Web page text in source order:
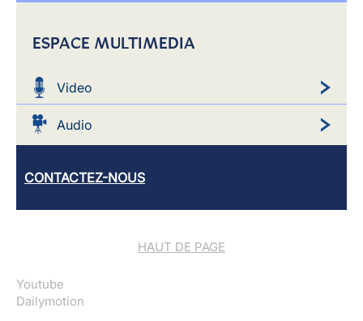
ESPACE MULTIMEDIA
Video
Audio
CONTACTEZ-NOUS
HAUT DE PAGE
Youtube
Dailymotion